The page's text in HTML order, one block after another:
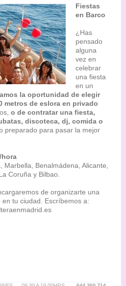
Fiestas
en Barco
¿Has
pensado
alguna
vez en
celebrar
una fiesta
en un
la oportunidad de elegir
metros de eslora en privado
o de contratar una fiesta,
discoteca, dj, comida o
preparado para pasar la mejor
hora
Marbella, Benalmádena, Alicante,
Coruña y Bilbao.
de organizarte una
tu ciudad. Escríbemos a: